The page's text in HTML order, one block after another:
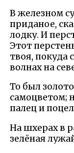
В железном
приданое,
лодку. И
Этот
твоя, покуда
волнах на
То был
самоцветом;
палец и
На шхерах в
зелёная